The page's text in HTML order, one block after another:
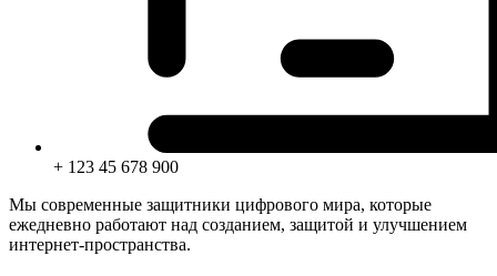
+ 123 45 678 900
Мы современные защитники цифрового мира, которые
ежедневно работают над созданием, защитой и улучшением
интернет-пространства.